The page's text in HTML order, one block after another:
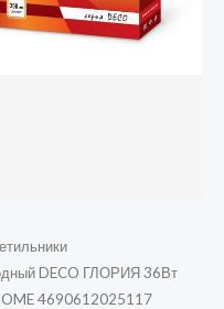
DECO ГЛОРИЯ 36Вт
4690612025117